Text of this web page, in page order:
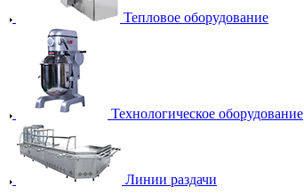
Тепловое оборудование
Технологическое оборудование
Линии раздачи